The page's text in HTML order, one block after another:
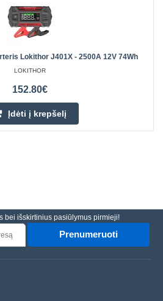
Lokithor J401X - 2500A 12V 74Wh
LOKITHOR
152.80€
Įdėti į krepšelį
bei išskirtinius pasiūlymus pirmieji!
Prenumeruoti